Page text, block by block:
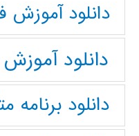
دانلود
دانلود
دانلود برنامه